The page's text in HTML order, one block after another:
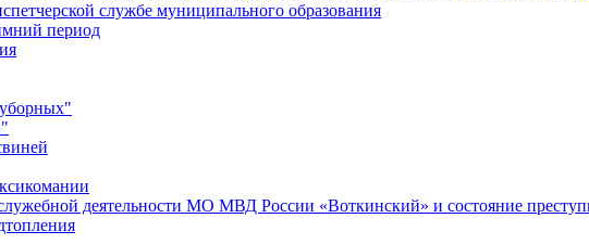
службе муниципального образования
период
деятельности МО МВД России «Воткинский» и состояние